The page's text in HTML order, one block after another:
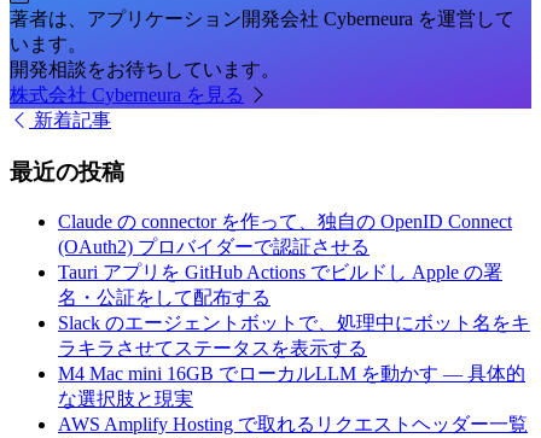
著者は、アプリケーション開発会社 Cyberneura を運営して
います。
開発相談をお待ちしています。
株式会社 Cyberneura を見る
新着記事
最近の投稿
Claude の connector を作って、独自の OpenID Connect
(OAuth2) プロバイダーで認証させる
Tauri アプリを GitHub Actions でビルドし Apple の署
名・公証をして配布する
Slack のエージェントボットで、処理中にボット名をキ
ラキラさせてステータスを表示する
M4 Mac mini 16GB でローカルLLM を動かす — 具体的
な選択肢と現実
AWS Amplify Hosting で取れるリクエストヘッダー一覧